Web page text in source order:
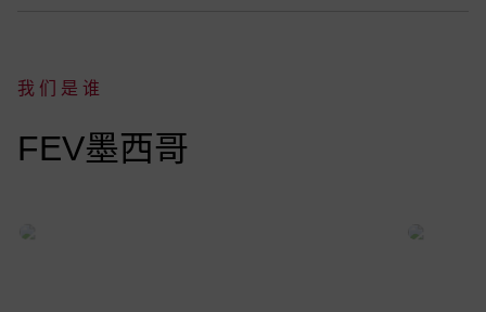
我们是谁
:
FEV墨西哥